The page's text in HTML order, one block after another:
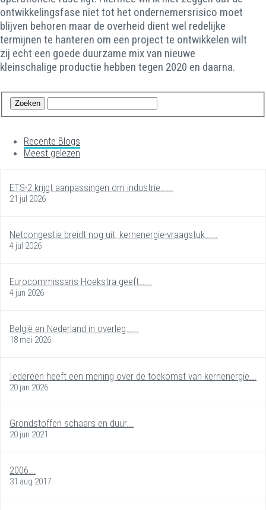
ontwikkelingsfase niet tot het ondernemersrisico moet
blijven behoren maar de overheid dient wel redelijke
termijnen te hanteren om een project te ontwikkelen wilt
zij echt een goede duurzame mix van nieuwe
kleinschalige productie hebben tegen 2020 en daarna.
Recente Blogs
Meest gelezen
ETS-2 krijgt aanpassingen om industrie…...
21 jul 2026
Netcongestie breidt nog uit, kernenergie-vraagstuk…...
4 jul 2026
Eurocommissaris Hoekstra geeft…...
4 jun 2026
België en Nederland in overleg…...
18 mei 2026
Iedereen heeft een mening over de toekomst van kernenergie...
20 jan 2026
Grondstoffen schaars en duur...
20 jun 2021
2006...
31 aug 2017